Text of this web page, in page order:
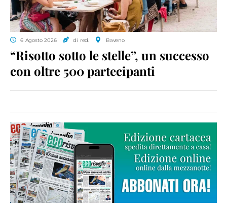
6 Agosto 2026 di red. Baveno
“Risotto sotto le stelle”, un successo
con oltre 500 partecipanti